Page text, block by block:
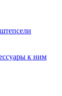
к ним